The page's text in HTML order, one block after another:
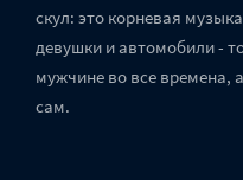
скул: это корневая
девушки и автомобили -
мужчине во все времена,
сам.